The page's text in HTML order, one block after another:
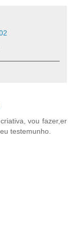
vou fazer,er
testemunho.